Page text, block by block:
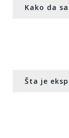
Kako da
Šta je